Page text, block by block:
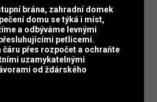
brána, zahradní domek
domu se týká i míst,
a odbýváme levnými
petlicemi.
přes rozpočet a ochraňte
uzamykatelnými
od ždárského